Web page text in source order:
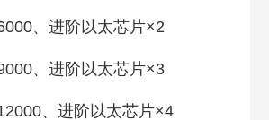
、进阶以太芯片×2
、进阶以太芯片×3
、进阶以太芯片×4